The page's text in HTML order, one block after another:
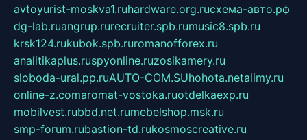
avtoyurist-moskva1.ruhardware.org.ruсхема-авто.рф
dg-lab.ruangrup.rurecruiter.spb.rumusic8.spb.ru
krsk124.rukubok.spb.ruromanofforex.ru
analitikaplus.ruspyonline.ruzosikamery.ru
sloboda-ural.pp.ruAUTO-COM.SUhohota.netalimy.ru
online-z.comaromat-vostoka.ruotdelkaexp.ru
mobilvest.rubbd.net.rumebelshop.msk.ru
smp-forum.rubastion-td.rukosmoscreative.ru